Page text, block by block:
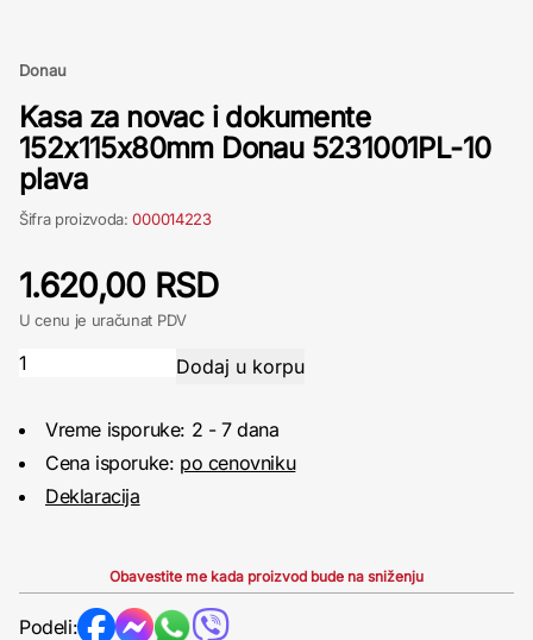
Donau
Kasa za novac i dokumente
152x115x80mm Donau 5231001PL-10
plava
Šifra proizvoda:000014223
1.620,00 RSD
U cenu je uračunat PDV
Vreme isporuke: 2 - 7 dana
Cena isporuke: po cenovniku
Deklaracija
Obavestite me kada proizvod bude na sniženju
Podeli: